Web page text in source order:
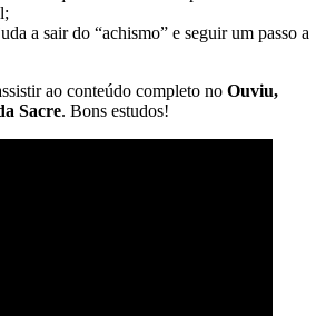
a sair do “achismo” e seguir um passo a
ao conteúdo completo no Ouviu,
Sacre. Bons estudos!